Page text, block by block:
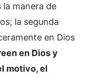
la manera de
la segunda
en Dios
en Dios y
motivo, el